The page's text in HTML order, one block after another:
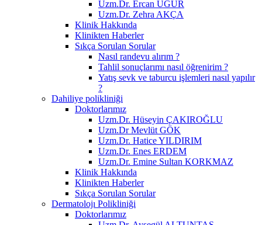
Uzm.Dr. Ercan UĞUR
Uzm.Dr. Zehra AKÇA
Klinik Hakkında
Klinikten Haberler
Sıkça Sorulan Sorular
Nasıl randevu alırım ?
Tahlil sonuçlarımı nasıl öğrenirim ?
Yatış sevk ve taburcu işlemleri nasıl yapılır
?
Dahiliye polikliniği
Doktorlarımız
Uzm.Dr. Hüseyin ÇAKIROĞLU
Uzm.Dr Mevlüt GÖK
Uzm.Dr. Hatice YILDIRIM
Uzm.Dr. Enes ERDEM
Uzm.Dr. Emine Sultan KORKMAZ
Klinik Hakkında
Klinikten Haberler
Sıkça Sorulan Sorular
Dermatolojı Polikliniği
Doktorlarımız